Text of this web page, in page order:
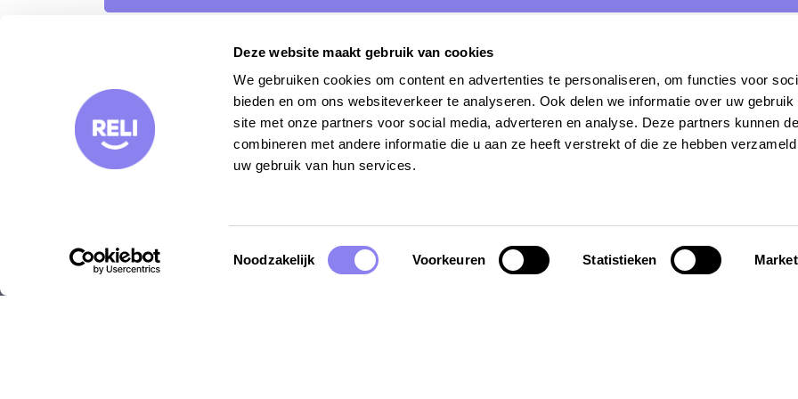
Deze website maakt gebruik van cookies
We gebruiken cookies om content en advertenties te personaliseren, om functies voor
bieden en om ons websiteverkeer te analyseren. Ook delen we informatie over uw gebruik
site met onze partners voor social media, adverteren en analyse. Deze partners kunnen
combineren met andere informatie die u aan ze heeft verstrekt of die ze hebben
uw gebruik van hun services.
Toestemmingsselectie
Noodzakelijk Voorkeuren Statistieken
Bestemmingen
Provence
Languedoc
Gard
Inspiratie
Reistips
Kindvriendelijke vakantiehuizen
Blog
Algemeen
Verzekering